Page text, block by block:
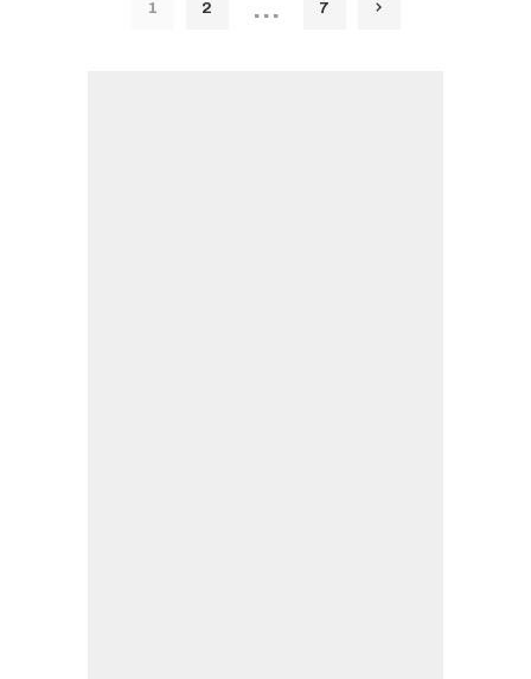
1 2 … 7